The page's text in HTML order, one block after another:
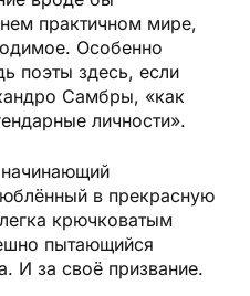
практичном мире,
Особенно
поэты здесь, если
Самбры, «как
личности».
в прекрасную
крючковатым
пытающийся
И за своё призвание.